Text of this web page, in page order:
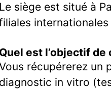
Le siège est situé à
Quel est l’objectif de
récupérerez un
diagnostic in vitro